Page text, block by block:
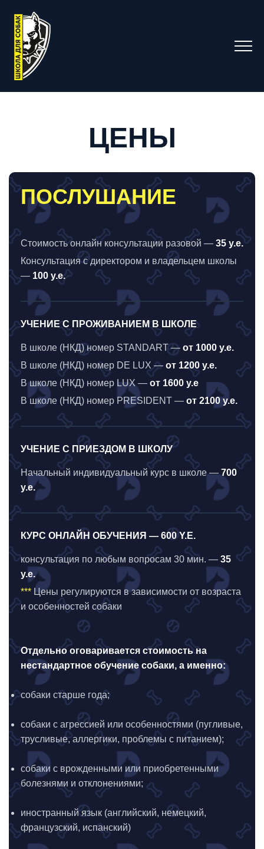
ЦЕНЫ
ПОСЛУШАНИЕ
Стоимость онлайн консультации разовой — 35 у.е.
Консультация с директором и владельцем школы
— 100 y.е.
УЧЕНИЕ С ПРОЖИВАНИЕМ В ШКОЛЕ
В школе (НКД) номер STANDART — от 1000 у.е.
В школе (НКД) номер DE LUX — от 1200 у.е.
В школе (НКД) номер LUX — от 1600 у.е
В школе (НКД) номер PRESIDENT — от 2100 у.е.
УЧЕНИЕ С ПРИЕЗДОМ В ШКОЛУ
Начальный индивидуальный курс в школе —700
у.е.
КУРС ОНЛАЙН ОБУЧЕНИЯ — 600 Y.Е.
консультация по любым вопросам 30 мин. — 35
у.е.
*** Цены регулируются в зависимости от возраста
и особенностей собаки
Отдельно оговаривается стоимость на
нестандартное обучение собаки, а именно:
собаки старше года;
собаки с агрессией или особенностями (пугливые,
трусливые, аллергики, проблемы с питанием);
собаки с врожденными или приобретенными
болезнями и отклонениями;
иностранный язык (английский, немецкий,
французский, испанский)